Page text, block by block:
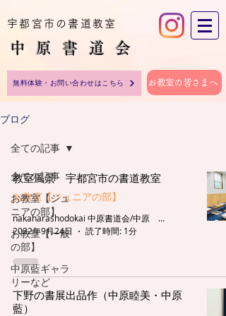
宇都宮市の書道教室
中原​書道会
無料体験・お問い合わせはこちら お教室の皆さまへ
ブログ
全ての記事
お教室【ジュ
ニアの部】
お教室【一般
の部】
中原藍ギャラ
リーなど
全ての記事
教室風景 宇都宮市の書道教室
お教室【ジュニアの部】
nakaharashodokai 中原書道会/中原 藍
2022年9月24日
読了時間: 1分
下野の書展出品作（中原睦美・中原
藍）